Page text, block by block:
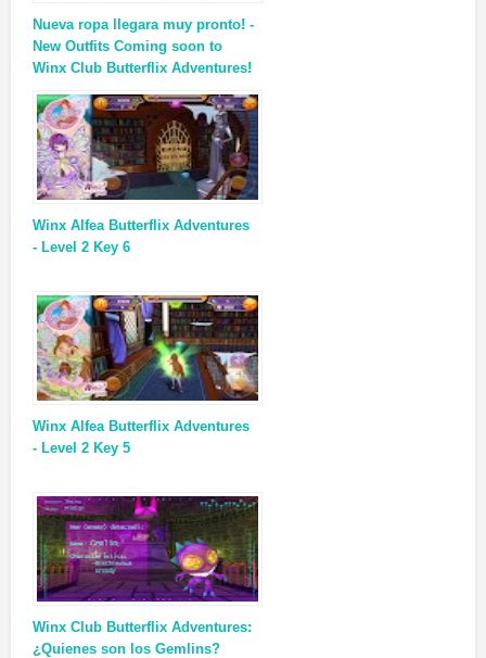
Nueva ropa llegara muy pronto! -
New Outfits Coming soon to
Winx Club Butterflix Adventures!
Winx Alfea Butterflix Adventures
- Level 2 Key 6
Winx Alfea Butterflix Adventures
- Level 2 Key 5
Winx Club Butterflix Adventures:
¿Quienes son los Gemlins?